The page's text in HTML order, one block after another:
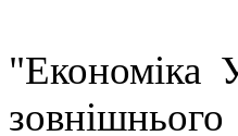
"Економіка